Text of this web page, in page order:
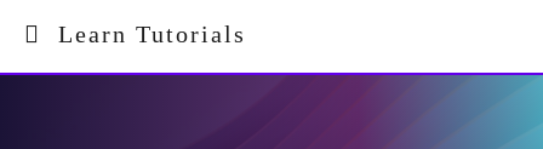
Learn Tutorials